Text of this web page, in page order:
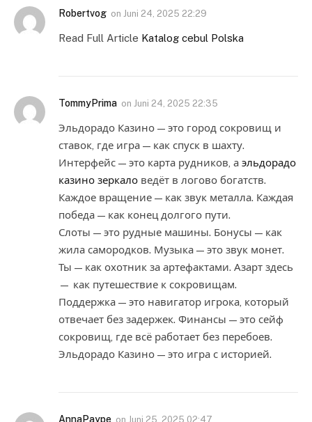
Robertvog on Juni 24, 2025 22:29
Read Full Article Katalog cebul Polska
TommyPrima on Juni 24, 2025 22:35
Эльдорадо Казино — это город сокровищ и
ставок, где игра — как спуск в шахту.
Интерфейс — это карта рудников, а эльдорадо
казино зеркало ведёт в логово богатств.
Каждое вращение — как звук металла. Каждая
победа — как конец долгого пути.
Слоты — это рудные машины. Бонусы — как
жила самородков. Музыка — это звук монет.
Ты — как охотник за артефактами. Азарт здесь
— как путешествие к сокровищам.
Поддержка — это навигатор игрока, который
отвечает без задержек. Финансы — это сейф
сокровищ, где всё работает без перебоев.
Эльдорадо Казино — это игра с историей.
AnnaPaype on Juni 25, 2025 02:47